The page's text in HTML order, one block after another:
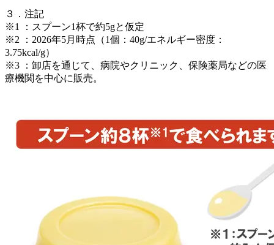
３．注記
※1 ：スプーン1杯で約5gと仮定
※2 ：2026年5月時点（1個：40g/エネルギー密度：
3.75kcal/g）
※3 ：卸店を通じて、病院やクリニック、保険薬局などの医
療機関を中心に販売。